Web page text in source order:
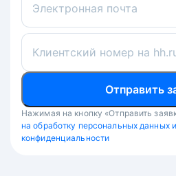
Электронная почта
Клиентский номер на
Отправить
Нажимая на кнопку «Отправить
на обработку персональных данных
конфиденциальности